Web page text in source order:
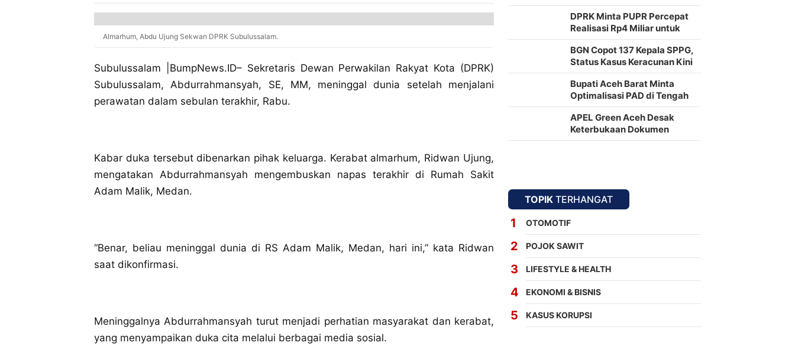
Almarhum, Abdu Ujung Sekwan DPRK Subulussalam.
Subulussalam |BumpNews.ID– Sekretaris Dewan Perwakilan Rakyat Kota (DPRK)
Subulussalam, Abdurrahmansyah, SE, MM, meninggal dunia setelah menjalani
perawatan dalam sebulan terakhir, Rabu.
Kabar duka tersebut dibenarkan pihak keluarga. Kerabat almarhum, Ridwan Ujung,
mengatakan Abdurrahmansyah mengembuskan napas terakhir di Rumah Sakit
Adam Malik, Medan.
‎“Benar, beliau meninggal dunia di RS Adam Malik, Medan, hari ini,” kata Ridwan
saat dikonfirmasi.
‎Meninggalnya Abdurrahmansyah turut menjadi perhatian masyarakat dan kerabat,
yang menyampaikan duka cita melalui berbagai media sosial.
DPRK Minta PUPR Percepat
Realisasi Rp4 Miliar untuk
Jalan Syekh Hamzah Fansuri–
Runding
BGN Copot 137 Kepala SPPG,
Status Kasus Keracunan Kini
Jadi Kejadian Fatal
Bupati Aceh Barat Minta
Optimalisasi PAD di Tengah
Tekanan Fiskal Daerah
APEL Green Aceh Desak
Keterbukaan Dokumen
Investasi Rp200 Triliun di
TOPIK TERHANGAT
OTOMOTIF
POJOK SAWIT
LIFESTYLE & HEALTH
EKONOMI & BISNIS
KASUS KORUPSI